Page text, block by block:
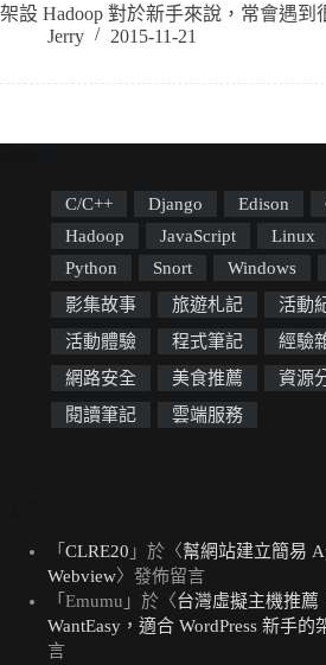
架設 Hadoop 對於新手來說，常會遇
Jerry
2015-11-21
C/C++ Django Edison
Hadoop
JavaScript Linux
Python
Snort Windows
影集故事
旅遊札記
活動
活動體驗
程式筆記
經驗
網路安全
美食推薦
資源
閱讀筆記
雲端服務
「 CLRE20 」於〈幫網站建立簡易
Webview〉發佈留言
「 Emumu 」於〈台灣虛擬主機推薦
WantEasy，適合 WordPress 新手的
言